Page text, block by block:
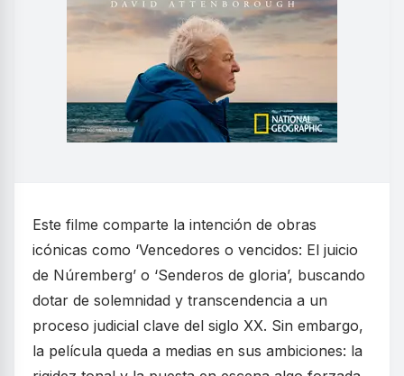
Este filme comparte la intención de obras
icónicas como ‘Vencedores o vencidos: El juicio
de Núremberg’ o ‘Senderos de gloria’, buscando
dotar de solemnidad y transcendencia a un
proceso judicial clave del siglo XX. Sin embargo,
la película queda a medias en sus ambiciones: la